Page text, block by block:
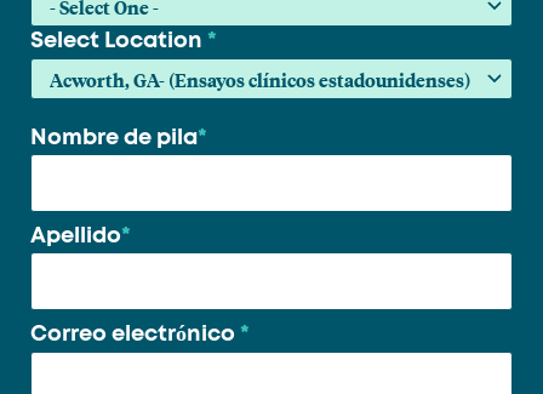
Select Location *
Su
Nombre de pila*
Apellido*
Correo electrónico *